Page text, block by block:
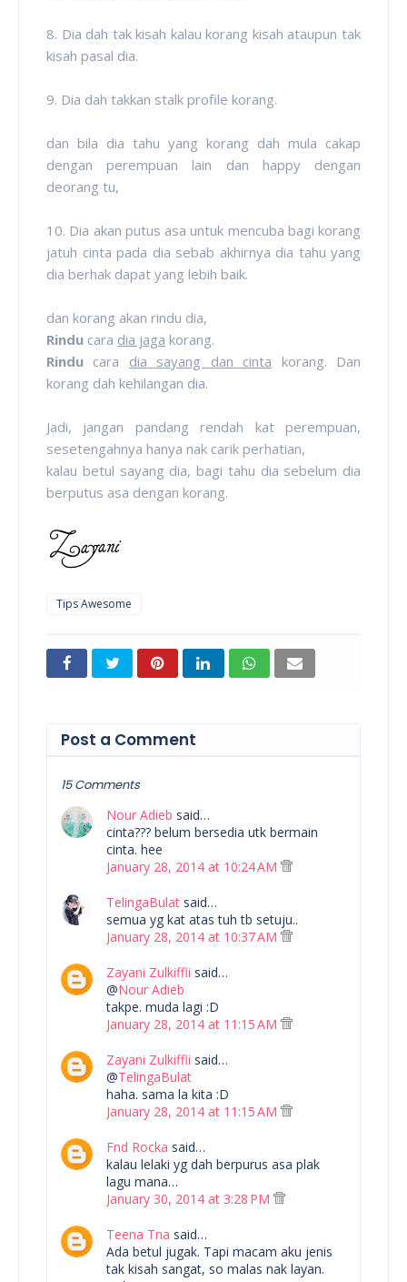
8. Dia dah tak kisah kalau korang kisah ataupun tak
kisah pasal dia.
9. Dia dah takkan stalk profile korang.
dan bila dia tahu yang korang dah mula cakap
dengan perempuan lain dan happy dengan
deorang tu,
10. Dia akan putus asa untuk mencuba bagi korang
jatuh cinta pada dia sebab akhirnya dia tahu yang
dia berhak dapat yang lebih baik.
dan korang akan rindu dia,
Rindu cara dia jaga korang.
Rindu cara dia sayang dan cinta korang. Dan
korang dah kehilangan dia.
Jadi, jangan pandang rendah kat perempuan,
sesetengahnya hanya nak carik perhatian,
kalau betul sayang dia, bagi tahu dia sebelum dia
berputus asa dengan korang.
Tips Awesome
Post a Comment
15 Comments
Nour Adieb said…
cinta??? belum bersedia utk bermain
cinta. hee
January 28, 2014 at 10:24 AM
TelingaBulat said…
semua yg kat atas tuh tb setuju..
January 28, 2014 at 10:37 AM
Zayani Zulkiffli said…
@Nour Adieb
takpe. muda lagi :D
January 28, 2014 at 11:15 AM
Zayani Zulkiffli said…
@TelingaBulat
haha. sama la kita :D
January 28, 2014 at 11:15 AM
Fnd Rocka said…
kalau lelaki yg dah berpurus asa plak
lagu mana…
January 30, 2014 at 3:28 PM
Teena Tna said…
Ada betul jugak. Tapi macam aku jenis
tak kisah sangat, so malas nak layan.